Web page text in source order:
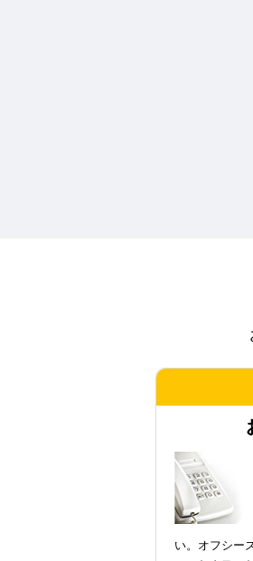
い。オフシー